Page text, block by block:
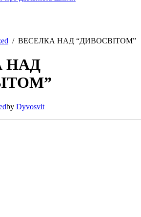
ВЕСЕЛКА НАД “ДИВОСВІТОМ”
НАД
by Dyvosvit